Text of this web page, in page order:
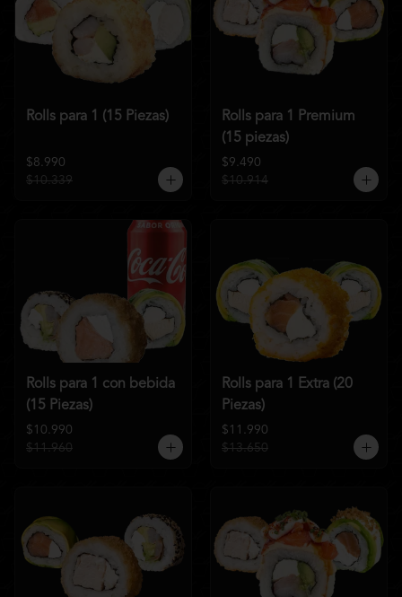
Rolls para 1 (15 Piezas)
$8.990
$10.339
Rolls para 1 Premium
(15 piezas)
$9.490
$10.914
Rolls para 1 con bebida
(15 Piezas)
$10.990
$11.960
Rolls para 1 Extra (20
Piezas)
$11.990
$13.650